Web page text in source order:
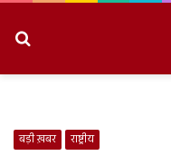
बड़ी ख़बर राष्ट्रीय